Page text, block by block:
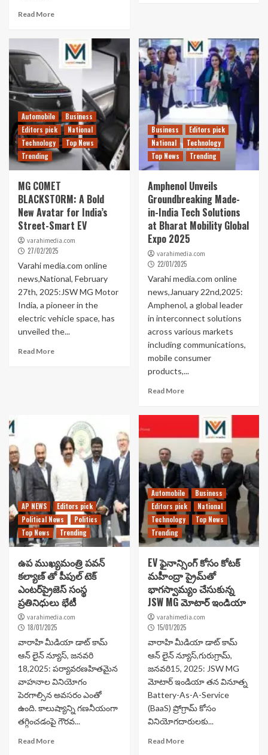
Read More
Automobile
Business
Editors pick
National
Technology
Top News
Trending
MG COMET
BLACKSTORM: A Bold
New Avatar for India’s
Street-Smart EV
varahimedia.com
27/02/2025
Varahi media.com online
news,National, February
27th, 2025:JSW MG Motor
India, a pioneer in the
electric vehicle space, has
unveiled the...
Read More
Business
Editors pick
National
Technology
Top News
Trending
Amphenol Unveils
Groundbreaking Made-
in-India Tech Solutions
at Bharat Mobility Global
Expo 2025
varahimedia.com
22/01/2025
Varahi media.com online
news,January 22nd,2025:
Amphenol, a global leader
in interconnect solutions
across various markets
including communications,
mobile consumer
products,...
Read More
AP NEWS
Editors pick
Political News
Politics
Top News
Trending
ఉప ముఖ్యమంత్రి పవన్
కల్యాణ్ తో పీపుల్ టెక్
ఎంటర్‌ప్రైజెస్ సంస్థ
ప్రతినిధులు భేటీ
varahimedia.com
18/01/2025
వారాహి మీడియా డాట్ కామ్
ఆన్ లైన్ న్యూస్, జనవరి
18,2025: పర్యావరణహితమైన
వాహనాల వినియోగం
పెరగాల్సిన అవసరం ఎంతో
ఉంది. కాలుష్యాన్ని గణనీయంగా
తగ్గించడంపై గౌరవ...
Read More
Automobile
Business
Editors pick
National
Technology
Top News
Trending
EV ఫైనాన్సింగ్ కోసం కోటక్
మహీంద్రా ప్రైమ్‌తో
భాగస్వామ్యం చేసుకున్న
JSW MG మోటార్ ఇండియా
varahimedia.com
15/01/2025
వారాహి మీడియా డాట్ కామ్
ఆన్ లైన్ న్యూస్,గురుగ్రామ్,
జనవరి15, 2025: JSW MG
మోటార్ ఇండియా తన వినూత్న
Battery-As-A-Service
(BaaS) ప్రోగ్రామ్ కోసం
వినియోగదారులకు...
Read More